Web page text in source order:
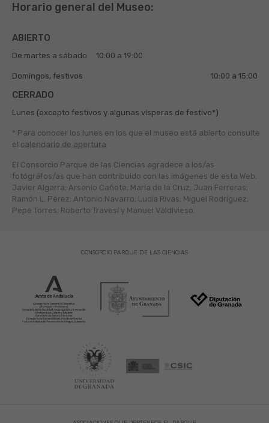
Horario general del Museo:
ABIERTO
De martes a sábado 10:00 a 19:00
Domingos, festivos 10:00 a 15:00
CERRADO
Lunes (excepto festivos y algunas vísperas de festivo*)
* Para conocer los lunes en los que el museo está abierto consulte
el calendario de apertura
El Consorcio Parque de las Ciencias agradece a los/as
fotógráfos/as que han contribuido con las imágenes de esta Web:
Javier Algarra; Arsenio Cañete; María de la Cruz; Juan Ferreras;
Ramón L. Pérez; Antonio Navarro; Lucía Rivas; Miguel Rodríguez;
Pepe Torres; Roberto Travesí y Manuel Valdivieso.
CONSORCIO PARQUE DE LAS CIENCIAS